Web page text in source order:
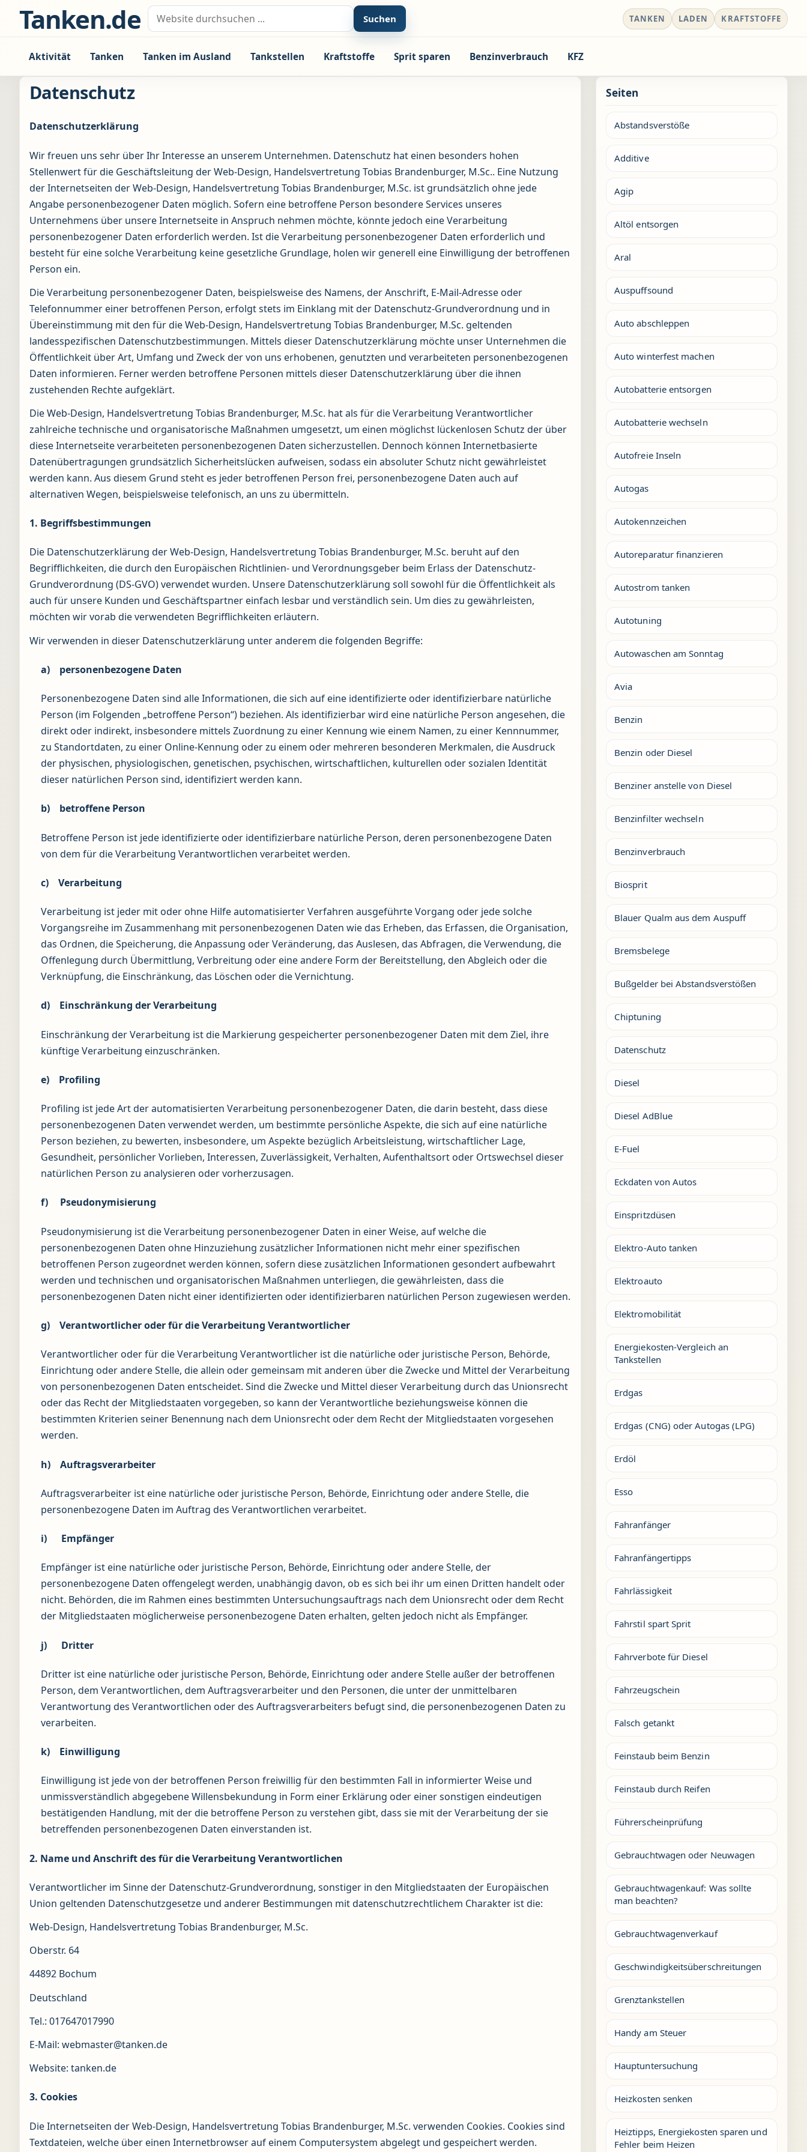
Zum Inhalt springen
Tanken.de Suche nach: Suchen TANKEN LADEN KRAFTSTOFFE
Aktivität Tanken Tanken im Ausland Tankstellen Kraftstoffe Sprit sparen Benzinverbrauch KFZ
Datenschutz
Datenschutzerklärung
Wir freuen uns sehr über Ihr Interesse an unserem Unternehmen. Datenschutz hat einen besonders hohen
Stellenwert für die Geschäftsleitung der Web-Design, Handelsvertretung Tobias Brandenburger, M.Sc.. Eine Nutzung
der Internetseiten der Web-Design, Handelsvertretung Tobias Brandenburger, M.Sc. ist grundsätzlich ohne jede
Angabe personenbezogener Daten möglich. Sofern eine betroffene Person besondere Services unseres
Unternehmens über unsere Internetseite in Anspruch nehmen möchte, könnte jedoch eine Verarbeitung
personenbezogener Daten erforderlich werden. Ist die Verarbeitung personenbezogener Daten erforderlich und
besteht für eine solche Verarbeitung keine gesetzliche Grundlage, holen wir generell eine Einwilligung der betroffenen
Person ein.
Die Verarbeitung personenbezogener Daten, beispielsweise des Namens, der Anschrift, E-Mail-Adresse oder
Telefonnummer einer betroffenen Person, erfolgt stets im Einklang mit der Datenschutz-Grundverordnung und in
Übereinstimmung mit den für die Web-Design, Handelsvertretung Tobias Brandenburger, M.Sc. geltenden
landesspezifischen Datenschutzbestimmungen. Mittels dieser Datenschutzerklärung möchte unser Unternehmen die
Öffentlichkeit über Art, Umfang und Zweck der von uns erhobenen, genutzten und verarbeiteten personenbezogenen
Daten informieren. Ferner werden betroffene Personen mittels dieser Datenschutzerklärung über die ihnen
zustehenden Rechte aufgeklärt.
Die Web-Design, Handelsvertretung Tobias Brandenburger, M.Sc. hat als für die Verarbeitung Verantwortlicher
zahlreiche technische und organisatorische Maßnahmen umgesetzt, um einen möglichst lückenlosen Schutz der über
diese Internetseite verarbeiteten personenbezogenen Daten sicherzustellen. Dennoch können Internetbasierte
Datenübertragungen grundsätzlich Sicherheitslücken aufweisen, sodass ein absoluter Schutz nicht gewährleistet
werden kann. Aus diesem Grund steht es jeder betroffenen Person frei, personenbezogene Daten auch auf
alternativen Wegen, beispielsweise telefonisch, an uns zu übermitteln.
1. Begriffsbestimmungen
Die Datenschutzerklärung der Web-Design, Handelsvertretung Tobias Brandenburger, M.Sc. beruht auf den
Begrifflichkeiten, die durch den Europäischen Richtlinien- und Verordnungsgeber beim Erlass der Datenschutz-
Grundverordnung (DS-GVO) verwendet wurden. Unsere Datenschutzerklärung soll sowohl für die Öffentlichkeit als
auch für unsere Kunden und Geschäftspartner einfach lesbar und verständlich sein. Um dies zu gewährleisten,
möchten wir vorab die verwendeten Begrifflichkeiten erläutern.
Wir verwenden in dieser Datenschutzerklärung unter anderem die folgenden Begriffe:
a) personenbezogene Daten
Personenbezogene Daten sind alle Informationen, die sich auf eine identifizierte oder identifizierbare natürliche
Person (im Folgenden „betroffene Person“) beziehen. Als identifizierbar wird eine natürliche Person angesehen, die
direkt oder indirekt, insbesondere mittels Zuordnung zu einer Kennung wie einem Namen, zu einer Kennnummer,
zu Standortdaten, zu einer Online-Kennung oder zu einem oder mehreren besonderen Merkmalen, die Ausdruck
der physischen, physiologischen, genetischen, psychischen, wirtschaftlichen, kulturellen oder sozialen Identität
dieser natürlichen Person sind, identifiziert werden kann.
b) betroffene Person
Betroffene Person ist jede identifizierte oder identifizierbare natürliche Person, deren personenbezogene Daten
von dem für die Verarbeitung Verantwortlichen verarbeitet werden.
c) Verarbeitung
Verarbeitung ist jeder mit oder ohne Hilfe automatisierter Verfahren ausgeführte Vorgang oder jede solche
Vorgangsreihe im Zusammenhang mit personenbezogenen Daten wie das Erheben, das Erfassen, die Organisation,
das Ordnen, die Speicherung, die Anpassung oder Veränderung, das Auslesen, das Abfragen, die Verwendung, die
Offenlegung durch Übermittlung, Verbreitung oder eine andere Form der Bereitstellung, den Abgleich oder die
Verknüpfung, die Einschränkung, das Löschen oder die Vernichtung.
d) Einschränkung der Verarbeitung
Einschränkung der Verarbeitung ist die Markierung gespeicherter personenbezogener Daten mit dem Ziel, ihre
künftige Verarbeitung einzuschränken.
e) Profiling
Profiling ist jede Art der automatisierten Verarbeitung personenbezogener Daten, die darin besteht, dass diese
personenbezogenen Daten verwendet werden, um bestimmte persönliche Aspekte, die sich auf eine natürliche
Person beziehen, zu bewerten, insbesondere, um Aspekte bezüglich Arbeitsleistung, wirtschaftlicher Lage,
Gesundheit, persönlicher Vorlieben, Interessen, Zuverlässigkeit, Verhalten, Aufenthaltsort oder Ortswechsel dieser
natürlichen Person zu analysieren oder vorherzusagen.
f) Pseudonymisierung
Pseudonymisierung ist die Verarbeitung personenbezogener Daten in einer Weise, auf welche die
personenbezogenen Daten ohne Hinzuziehung zusätzlicher Informationen nicht mehr einer spezifischen
betroffenen Person zugeordnet werden können, sofern diese zusätzlichen Informationen gesondert aufbewahrt
werden und technischen und organisatorischen Maßnahmen unterliegen, die gewährleisten, dass die
personenbezogenen Daten nicht einer identifizierten oder identifizierbaren natürlichen Person zugewiesen werden.
g) Verantwortlicher oder für die Verarbeitung Verantwortlicher
Verantwortlicher oder für die Verarbeitung Verantwortlicher ist die natürliche oder juristische Person, Behörde,
Einrichtung oder andere Stelle, die allein oder gemeinsam mit anderen über die Zwecke und Mittel der Verarbeitung
von personenbezogenen Daten entscheidet. Sind die Zwecke und Mittel dieser Verarbeitung durch das Unionsrecht
oder das Recht der Mitgliedstaaten vorgegeben, so kann der Verantwortliche beziehungsweise können die
bestimmten Kriterien seiner Benennung nach dem Unionsrecht oder dem Recht der Mitgliedstaaten vorgesehen
werden.
h) Auftragsverarbeiter
Auftragsverarbeiter ist eine natürliche oder juristische Person, Behörde, Einrichtung oder andere Stelle, die
personenbezogene Daten im Auftrag des Verantwortlichen verarbeitet.
i) Empfänger
Empfänger ist eine natürliche oder juristische Person, Behörde, Einrichtung oder andere Stelle, der
personenbezogene Daten offengelegt werden, unabhängig davon, ob es sich bei ihr um einen Dritten handelt oder
nicht. Behörden, die im Rahmen eines bestimmten Untersuchungsauftrags nach dem Unionsrecht oder dem Recht
der Mitgliedstaaten möglicherweise personenbezogene Daten erhalten, gelten jedoch nicht als Empfänger.
j) Dritter
Dritter ist eine natürliche oder juristische Person, Behörde, Einrichtung oder andere Stelle außer der betroffenen
Person, dem Verantwortlichen, dem Auftragsverarbeiter und den Personen, die unter der unmittelbaren
Verantwortung des Verantwortlichen oder des Auftragsverarbeiters befugt sind, die personenbezogenen Daten zu
verarbeiten.
k) Einwilligung
Einwilligung ist jede von der betroffenen Person freiwillig für den bestimmten Fall in informierter Weise und
unmissverständlich abgegebene Willensbekundung in Form einer Erklärung oder einer sonstigen eindeutigen
bestätigenden Handlung, mit der die betroffene Person zu verstehen gibt, dass sie mit der Verarbeitung der sie
betreffenden personenbezogenen Daten einverstanden ist.
2. Name und Anschrift des für die Verarbeitung Verantwortlichen
Verantwortlicher im Sinne der Datenschutz-Grundverordnung, sonstiger in den Mitgliedstaaten der Europäischen
Union geltenden Datenschutzgesetze und anderer Bestimmungen mit datenschutzrechtlichem Charakter ist die:
Web-Design, Handelsvertretung Tobias Brandenburger, M.Sc.
Oberstr. 64
44892 Bochum
Deutschland
Tel.: 017647017990
E-Mail: webmaster@tanken.de
Website: tanken.de
3. Cookies
Die Internetseiten der Web-Design, Handelsvertretung Tobias Brandenburger, M.Sc. verwenden Cookies. Cookies sind
Textdateien, welche über einen Internetbrowser auf einem Computersystem abgelegt und gespeichert werden.
Seiten
Abstandsverstöße
Additive
Agip
Altöl entsorgen
Aral
Auspuffsound
Auto abschleppen
Auto winterfest machen
Autobatterie entsorgen
Autobatterie wechseln
Autofreie Inseln
Autogas
Autokennzeichen
Autoreparatur finanzieren
Autostrom tanken
Autotuning
Autowaschen am Sonntag
Avia
Benzin
Benzin oder Diesel
Benziner anstelle von Diesel
Benzinfilter wechseln
Benzinverbrauch
Biosprit
Blauer Qualm aus dem Auspuff
Bremsbelege
Bußgelder bei Abstandsverstößen
Chiptuning
Datenschutz
Diesel
Diesel AdBlue
E-Fuel
Eckdaten von Autos
Einspritzdüsen
Elektro-Auto tanken
Elektroauto
Elektromobilität
Energiekosten-Vergleich an
Tankstellen
Erdgas
Erdgas (CNG) oder Autogas (LPG)
Erdöl
Esso
Fahranfänger
Fahranfängertipps
Fahrlässigkeit
Fahrstil spart Sprit
Fahrverbote für Diesel
Fahrzeugschein
Falsch getankt
Feinstaub beim Benzin
Feinstaub durch Reifen
Führerscheinprüfung
Gebrauchtwagen oder Neuwagen
Gebrauchtwagenkauf: Was sollte
man beachten?
Gebrauchtwagenverkauf
Geschwindigkeitsüberschreitungen
Grenztankstellen
Handy am Steuer
Hauptuntersuchung
Heizkosten senken
Heiztipps, Energiekosten sparen und
Fehler beim Heizen